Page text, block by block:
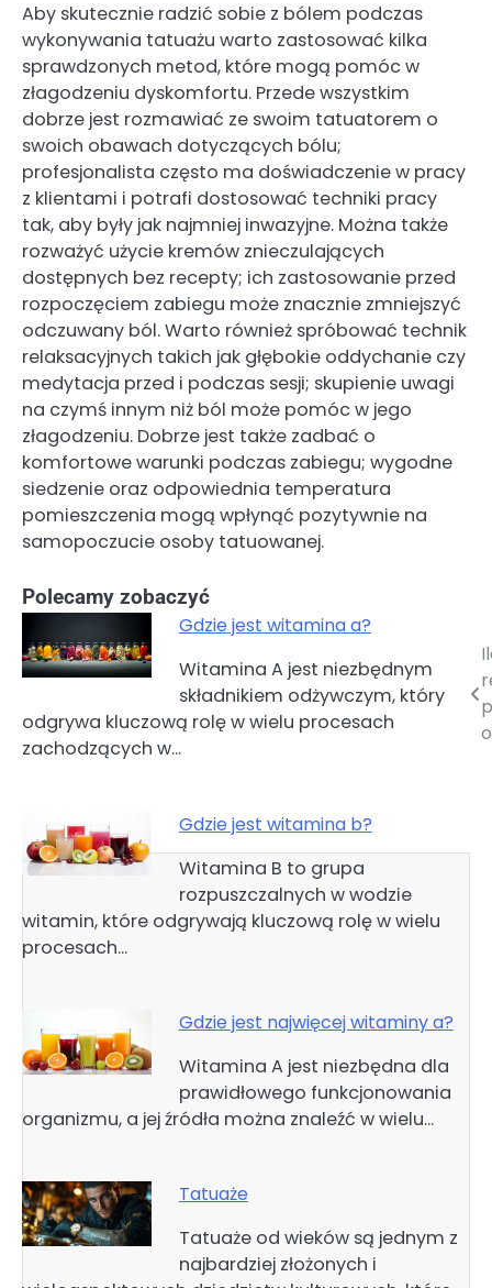
Aby skutecznie radzić sobie z bólem podczas
wykonywania tatuażu warto zastosować kilka
sprawdzonych metod, które mogą pomóc w
złagodzeniu dyskomfortu. Przede wszystkim
dobrze jest rozmawiać ze swoim tatuatorem o
swoich obawach dotyczących bólu;
profesjonalista często ma doświadczenie w pracy
z klientami i potrafi dostosować techniki pracy
tak, aby były jak najmniej inwazyjne. Można także
rozważyć użycie kremów znieczulających
dostępnych bez recepty; ich zastosowanie przed
rozpoczęciem zabiegu może znacznie zmniejszyć
odczuwany ból. Warto również spróbować technik
relaksacyjnych takich jak głębokie oddychanie czy
medytacja przed i podczas sesji; skupienie uwagi
na czymś innym niż ból może pomóc w jego
złagodzeniu. Dobrze jest także zadbać o
komfortowe warunki podczas zabiegu; wygodne
siedzenie oraz odpowiednia temperatura
pomieszczenia mogą wpłynąć pozytywnie na
samopoczucie osoby tatuowanej.
Polecamy zobaczyć
Gdzie jest witamina a?
Witamina A jest niezbędnym
składnikiem odżywczym, który
odgrywa kluczową rolę w wielu procesach
zachodzących w…
Gdzie jest witamina b?
Witamina B to grupa
rozpuszczalnych w wodzie
witamin, które odgrywają kluczową rolę w wielu
procesach…
Gdzie jest najwięcej witaminy a?
Witamina A jest niezbędna dla
prawidłowego funkcjonowania
organizmu, a jej źródła można znaleźć w wielu…
Tatuaże
Tatuaże od wieków są jednym z
najbardziej złożonych i
Nawigacja